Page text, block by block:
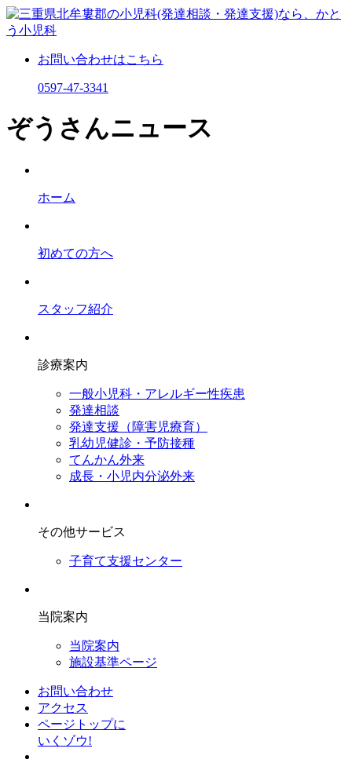
お問い合わせはこちら
0597-47-3341
ぞうさんニュース
ホーム
初めての⽅へ
スタッフ紹介
診療案内
一般小児科・アレルギー性疾患
発達相談
発達支援（障害児療育）
乳幼児健診・予防接種
てんかん外来
成長・小児内分泌外来
その他サービス
子育て支援センター
当院案内
当院案内
施設基準ページ
お問い合わせ
アクセス
ページトップに
いくゾウ!